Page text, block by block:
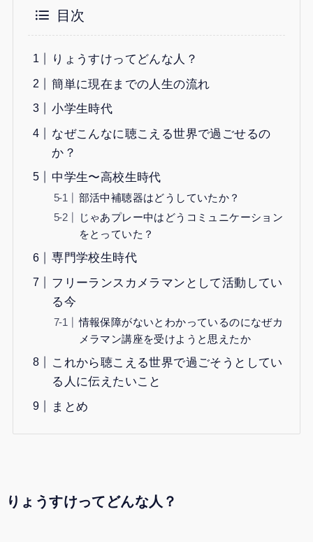
目次
りょうすけってどんな人？
簡単に現在までの人生の流れ
小学生時代
なぜこんなに聴こえる世界で過ごせるの
か？
中学生〜高校生時代
部活中補聴器はどうしていたか？
じゃあプレー中はどうコミュニケーション
をとっていた？
専門学校生時代
フリーランスカメラマンとして活動してい
る今
情報保障がないとわかっているのになぜカ
メラマン講座を受けようと思えたか
これから聴こえる世界で過ごそうとしてい
る人に伝えたいこと
まとめ
りょうすけってどんな人？